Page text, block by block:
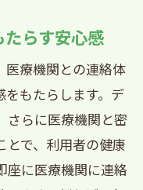
の質の向上
健康管理
ービス改善
っておきたい訪
応
らす安心感
医療機関との連絡体
をもたらします。デ
さらに医療機関と密
とで、利用者の健康
座に医療機関に連絡